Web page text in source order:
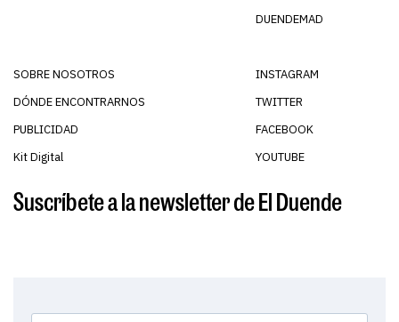
DUENDEMAD
SOBRE NOSOTROS
DÓNDE ENCONTRARNOS
PUBLICIDAD
Kit Digital
INSTAGRAM
TWITTER
FACEBOOK
YOUTUBE
Suscríbete a la newsletter de El Duende